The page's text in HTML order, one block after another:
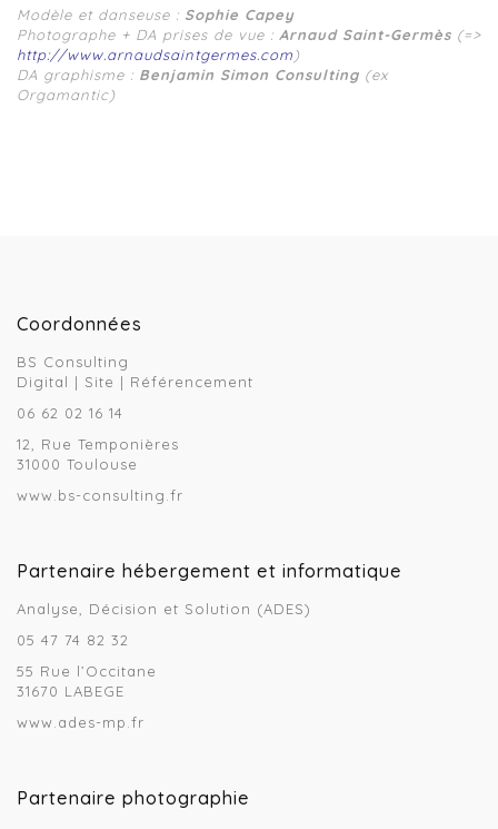
Modèle et danseuse : Sophie Capey
Photographe + DA prises de vue : Arnaud Saint-Germès (=>
http://www.arnaudsaintgermes.com)
DA graphisme : Benjamin Simon Consulting (ex
Orgamantic)
Coordonnées
BS Consulting
Digital | Site | Référencement
06 62 02 16 14
12, Rue Temponières
31000 Toulouse
www.bs-consulting.fr
Partenaire hébergement et informatique
Analyse, Décision et Solution (ADES)
05 47 74 82 32
55 Rue l’Occitane
31670 LABEGE
www.ades-mp.fr
Partenaire photographie